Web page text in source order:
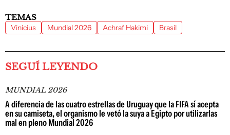
TEMAS
Vinicius Mundial 2026 Achraf Hakimi Brasil
SEGUÍ LEYENDO
MUNDIAL 2026
A diferencia de las cuatro estrellas de Uruguay que la FIFA sí acepta
en su camiseta, el organismo le vetó la suya a Egipto por utilizarlas
mal en pleno Mundial 2026